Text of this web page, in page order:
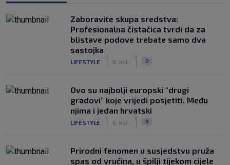
Zaboravite skupa sredstva:
Profesionalna čistačica tvrdi da za
blistave podove trebate samo dva
sastojka
LIFESTYLE 6. kol. 0
Ovo su najbolji europski "drugi
gradovi" koje vrijedi posjetiti. Među
njima i jedan hrvatski
LIFESTYLE 6. kol. 0
Prirodni fenomen u susjedstvu pruža
spas od vrućina, u špilji tijekom cijele